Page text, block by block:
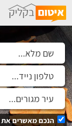
הנכם מאשרים את